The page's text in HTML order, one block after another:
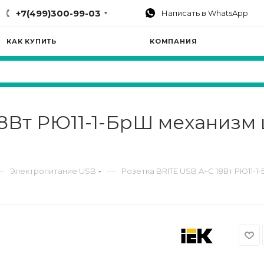
+7(499)300-99-03 Написать в WhatsApp
КАК КУПИТЬ КОМПАНИЯ
РЮ11-1-БрШ
Электропитание USB — Розетка BRITE USB A+C 18Вт